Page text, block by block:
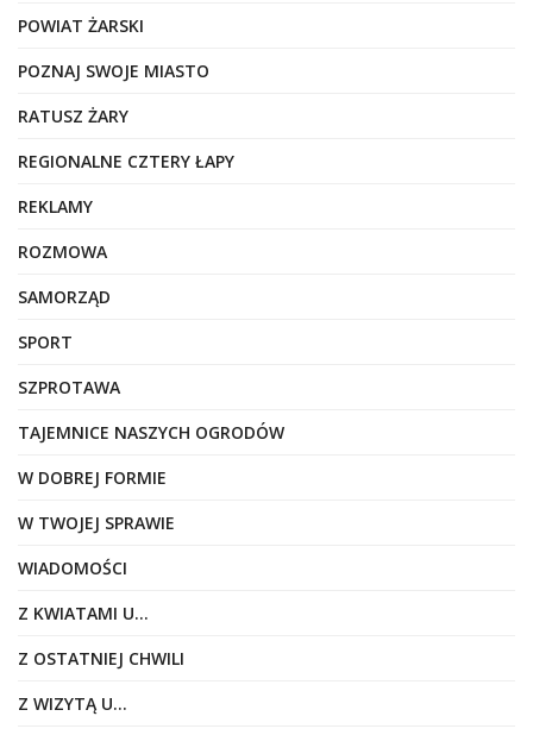
POWIAT ŻARSKI
POZNAJ SWOJE MIASTO
RATUSZ ŻARY
REGIONALNE CZTERY ŁAPY
REKLAMY
ROZMOWA
SAMORZĄD
SPORT
SZPROTAWA
TAJEMNICE NASZYCH OGRODÓW
W DOBREJ FORMIE
W TWOJEJ SPRAWIE
WIADOMOŚCI
Z KWIATAMI U…
Z OSTATNIEJ CHWILI
Z WIZYTĄ U…